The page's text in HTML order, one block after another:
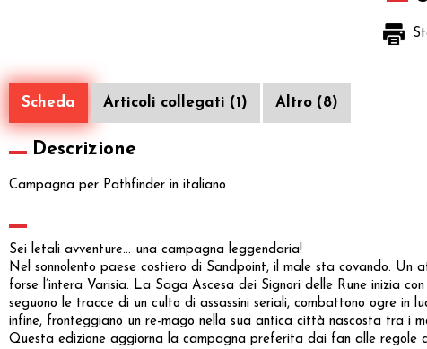
Scheda Articoli collegati (1) Altro (8)
Descrizione
Campagna per Pathfinder in italiano
Sei letali avventure... una campagna leggendaria!
Nel sonnolento paese costiero di Sandpoint, il male sta covando.
forse l’intera Varisia. La Saga Ascesa dei Signori delle Rune inizia
seguono le tracce di un culto di assassini seriali, combattono ogre in
infine, fronteggiano un re-mago nella sua antica città nascosta tra i
Questa edizione aggiorna la campagna preferita dai fan alle regole